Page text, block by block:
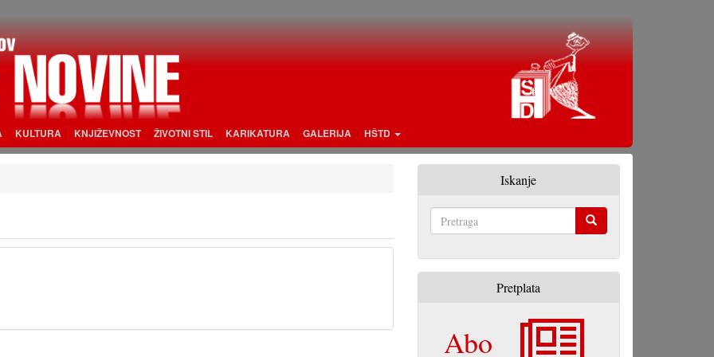
KULTURA KNJIŽEVNOST ŽIVOTNI STIL KARIKATURA GALERIJA HŠTD
Iskanje
Pretplata
Abo